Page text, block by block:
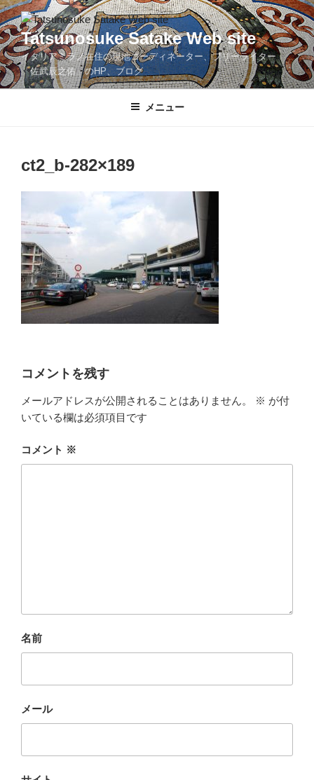
コ
ン
テ
ン
ツ
へ
Tatsunosuke Satake Web site
イタリアミラノ在住の現地コーディネーター、フリーライター
「佐武辰之佑」のHP、ブログ
メニュー
ct2_b-282×189
コメントを残す
メールアドレスが公開されることはありません。 ※ が付
いている欄は必須項目です
コメント ※
名前
メール